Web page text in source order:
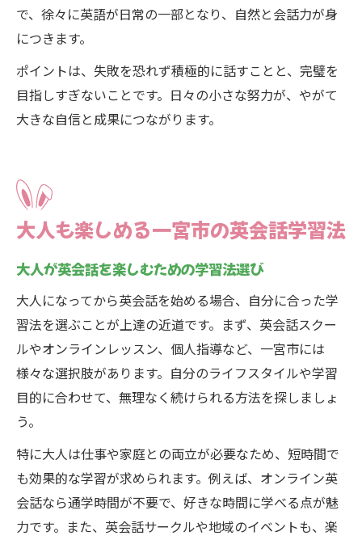
で、徐々に英語が日常の一部となり、自然と会話力が身
につきます。
ポイントは、失敗を恐れず積極的に話すことと、完璧を
目指しすぎないことです。日々の小さな努力が、やがて
大きな自信と成果につながります。
大人も楽しめる一宮市の英会話学習法
大人が英会話を楽しむための学習法選び
大人になってから英会話を始める場合、自分に合った学
習法を選ぶことが上達の近道です。まず、英会話スクー
ルやオンラインレッスン、個人指導など、一宮市には
様々な選択肢があります。自分のライフスタイルや学習
目的に合わせて、無理なく続けられる方法を探しましょ
う。
特に大人は仕事や家庭との両立が必要なため、短時間で
も効果的な学習が求められます。例えば、オンライン英
会話なら通学時間が不要で、好きな時間に学べる点が魅
力です。また、英会話サークルや地域のイベントも、楽